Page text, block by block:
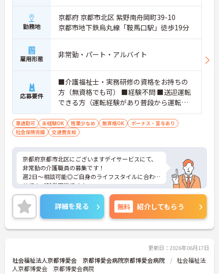
勤務地
京都府 京都市北区 紫野南舟岡町39-10
京都市地下鉄烏丸線「鞍馬口駅」徒歩19分
雇用形態 非常勤・パート・アルバイト
応募要件
■介護福祉士・実務研修の資格をお持ちの
方（無資格でも可） ■経験不問 ■送迎運転
できる方（運転経験があり普段から運転し
ているなど）
車通勤可 未経験OK 残業少なめ 無資格OK
ボーナス・賞与あり
社会保険完備
交通費支給
京都府京都市北区にございますデイサービスにて、
非常勤の介護職員の募集です！
週2日～相談可能◎ご自身のライフスタイルに合わ
せてのご就業可能です！
ご興味ある方には、面接対策ポイントなど、さらに
詳細をお話しいたしますのでお気軽にご相談くださ
い！
詳細を見る 無料 紹介してもらう
更新日：2026年06月17日
社会福祉法人京都博愛会 京都博愛会病院京都博愛会病院
社会福祉法
人京都博愛会 京都博愛会病院